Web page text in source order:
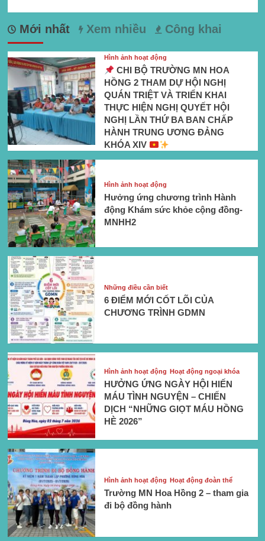
Mới nhất Xem nhiều Công khai
Hình ảnh hoạt động
CHI BỘ TRƯỜNG MN HOA
HỒNG 2 THAM DỰ HỘI NGHỊ
QUÁN TRIỆT VÀ TRIỂN KHAI
THỰC HIỆN NGHỊ QUYẾT HỘI
NGHỊ LẦN THỨ BA BAN CHẤP
HÀNH TRUNG ƯƠNG ĐẢNG
KHÓA XIV
Hình ảnh hoạt động
Hưởng ứng chương trình Hành
động Khám sức khỏe cộng đồng-
MNHH2
Những điều cần biết
6 ĐIỂM MỚI CỐT LÕI CỦA
CHƯƠNG TRÌNH GDMN
Hình ảnh hoạt động Hoạt động ngoại khóa
HƯỞNG ỨNG NGÀY HỘI HIẾN
MÁU TÌNH NGUYỆN – CHIẾN
DỊCH “NHỮNG GIỌT MÁU HỒNG
HÈ 2026”
Hình ảnh hoạt động Hoạt động đoàn thể
Trường MN Hoa Hồng 2 – tham gia
đi bộ đồng hành